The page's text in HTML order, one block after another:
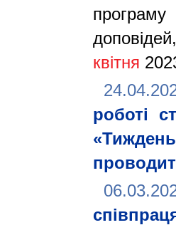
квітня
роботі